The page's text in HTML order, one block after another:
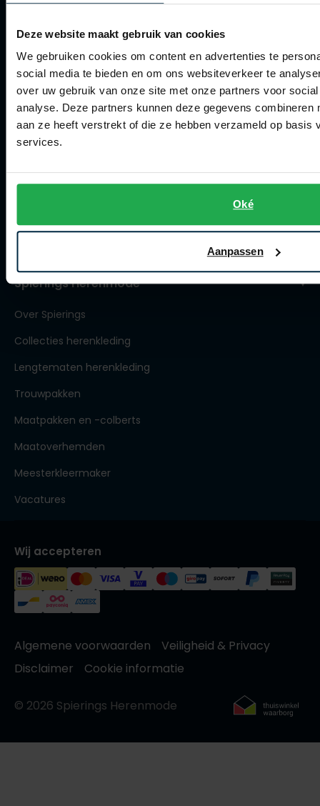
Deze website maakt gebruik van cookies
We gebruiken cookies om content en advertenties te
social media te bieden en om ons websiteverkeer te
over uw gebruik van onze site met onze partners voor
analyse. Deze partners kunnen deze gegevens combineren
aan ze heeft verstrekt of die ze hebben verzameld op basis
services.
Oké
Aanpassen
Klachtenafhandeling
Actievoorwaarden
Artikelonderhoud
Winkel
Spierings Herenmode
Over Spierings
Collecties herenkleding
Lengtematen herenkleding
Trouwpakken
Maatpakken en -colberts
Maatoverhemden
Meesterkleermaker
Vacatures
Wij accepteren
Algemene voorwaarden
Veiligheid & Privacy
Disclaimer
Cookie informatie
© 2026 Spierings Herenmode